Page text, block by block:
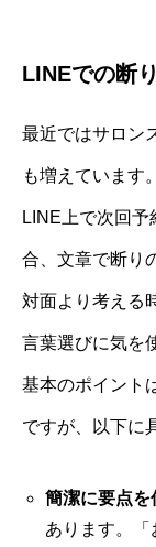
LINEでの断
最近ではサロン
も増えています。
LINE上で次回
合、文章で断り
対面より考える
言葉選びに気を
基本のポイント
ですが、以下に
簡潔に要点を
あります。